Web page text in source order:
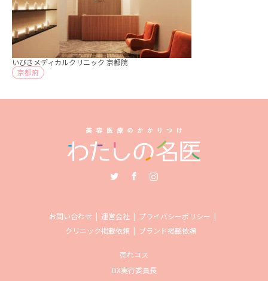
いびきメディカルクリニック 京都院
京都府
お問い合わせ 運営会社
プライバシーポリシー
クリニック掲載依頼
ブランド掲載依頼
売れコス
DX実行委員長